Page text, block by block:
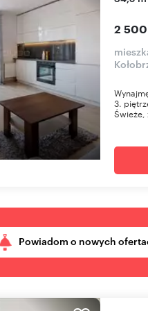
2
3.
Świeże,
Powiadom o nowych